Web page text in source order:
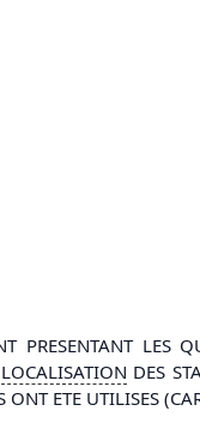
PRESENTANT LES
LOCALISATION DES
ETE UTILISES